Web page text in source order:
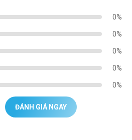
0%
0%
0%
0%
0%
ĐÁNH GIÁ NGAY